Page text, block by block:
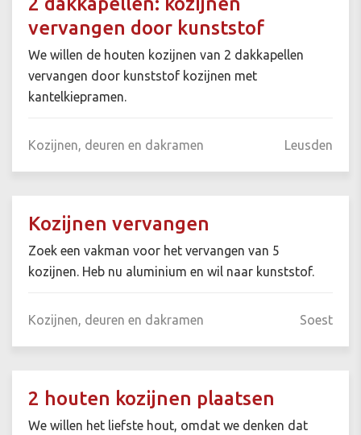
vervangen door kunststof
We willen de houten kozijnen van 2 dakkapellen
vervangen door kunststof kozijnen met
kantelkiepramen.
Kozijnen, deuren en dakramen Leusden
Kozijnen vervangen
Zoek een vakman voor het vervangen van 5
kozijnen. Heb nu aluminium en wil naar kunststof.
Kozijnen, deuren en dakramen Soest
2 houten kozijnen plaatsen
We willen het liefste hout, omdat we denken dat